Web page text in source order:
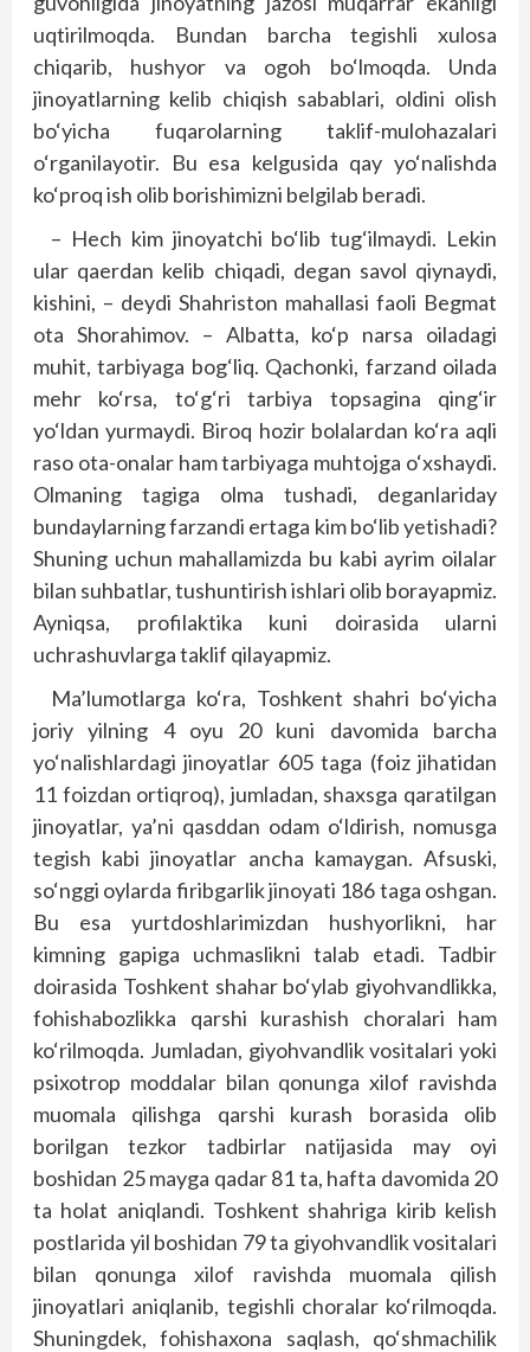
uqtirilmoqda. Bundan barcha tegishli xulosa
chiqarib, hushyor va ogoh bo‘lmoqda. Unda
jinoyatlarning kelib chiqish sabablari, oldini olish
bo‘yicha fuqarolarning taklif-mulohazalari
o‘rganilayotir. Bu esa kelgusida qay yo‘nalishda
ko‘proq ish olib borishimizni belgilab beradi.
– Hech kim jinoyatchi bo‘lib tug‘ilmaydi. Lekin
ular qaerdan kelib chiqadi, degan savol qiynaydi,
kishini, – deydi Shahriston mahallasi faoli Begmat
ota Shorahimov. – Albatta, ko‘p narsa oiladagi
muhit, tarbiyaga bog‘liq. Qachonki, farzand oilada
mehr ko‘rsa, to‘g‘ri tarbiya topsagina qing‘ir
yo‘ldan yurmaydi. Biroq hozir bolalardan ko‘ra aqli
raso ota-onalar ham tarbiyaga muhtojga o‘xshaydi.
Olmaning tagiga olma tushadi, deganlariday
bundaylarning farzandi ertaga kim bo‘lib yetishadi?
Shuning uchun mahallamizda bu kabi ayrim oilalar
bilan suhbatlar, tushuntirish ishlari olib borayapmiz.
Ayniqsa, profilaktika kuni doirasida ularni
uchrashuvlarga taklif qilayapmiz.
Ma’lumotlarga ko‘ra, Toshkent shahri bo‘yicha
joriy yilning 4 oyu 20 kuni davomida barcha
yo‘nalishlardagi jinoyatlar 605 taga (foiz jihatidan
11 foizdan ortiqroq), jumladan, shaxsga qaratilgan
jinoyatlar, ya’ni qasddan odam o‘ldirish, nomusga
tegish kabi jinoyatlar ancha kamaygan. Afsuski,
so‘nggi oylarda firibgarlik jinoyati 186 taga oshgan.
Bu esa yurtdoshlarimizdan hushyorlikni, har
kimning gapiga uchmaslikni talab etadi. Tadbir
doirasida Toshkent shahar bo‘ylab giyohvandlikka,
fohishabozlikka qarshi kurashish choralari ham
ko‘rilmoqda. Jumladan, giyohvandlik vositalari yoki
psixotrop moddalar bilan qonunga xilof ravishda
muomala qilishga qarshi kurash borasida olib
borilgan tezkor tadbirlar natijasida may oyi
boshidan 25 mayga qadar 81 ta, hafta davomida 20
ta holat aniqlandi. Toshkent shahriga kirib kelish
postlarida yil boshidan 79 ta giyohvandlik vositalari
bilan qonunga xilof ravishda muomala qilish
jinoyatlari aniqlanib, tegishli choralar ko‘rilmoqda.
Shuningdek, fohishaxona saqlash, qo‘shmachilik